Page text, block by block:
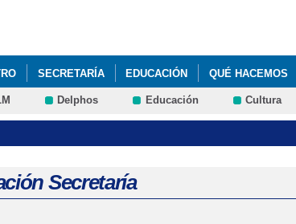
SECRETARÍA EDUCACIÓN QUÉ HACEMOS
PARA EL CURSO 2024-25
Delphos Educación Cultura
Secretaría